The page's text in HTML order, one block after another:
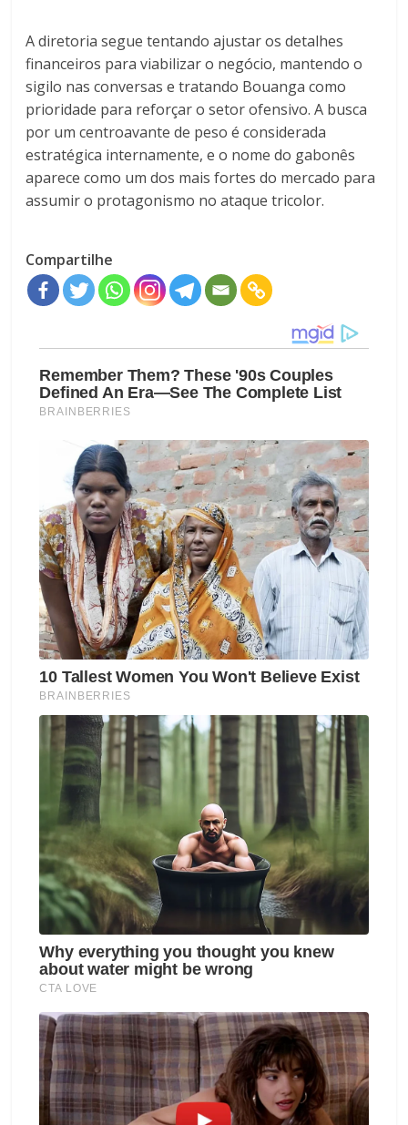
A diretoria segue tentando ajustar os detalhes
financeiros para viabilizar o negócio, mantendo o
sigilo nas conversas e tratando Bouanga como
prioridade para reforçar o setor ofensivo. A busca
por um centroavante de peso é considerada
estratégica internamente, e o nome do gabonês
aparece como um dos mais fortes do mercado para
assumir o protagonismo no ataque tricolor.
Compartilhe